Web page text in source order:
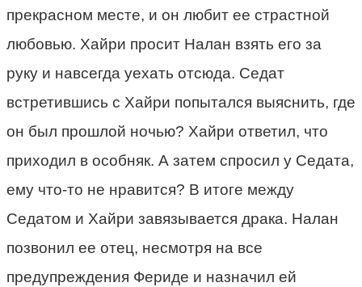
прекрасном месте, и он любит ее страстной
любовью. Хайри просит Налан взять его за
руку и навсегда уехать отсюда. Седат
встретившись с Хайри попытался выяснить, где
он был прошлой ночью? Хайри ответил, что
приходил в особняк. А затем спросил у Седата,
ему что-то не нравится? В итоге между
Седатом и Хайри завязывается драка. Налан
позвонил ее отец, несмотря на все
предупреждения Фериде и назначил ей